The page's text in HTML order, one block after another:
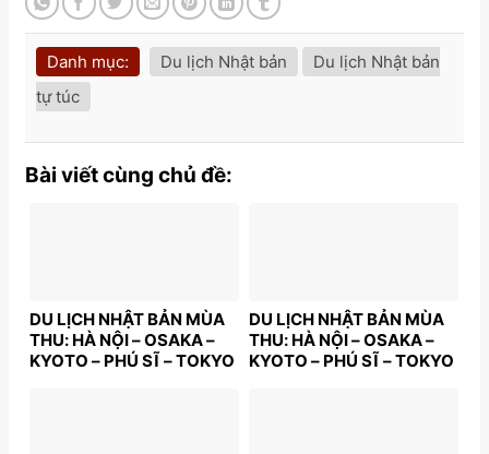
Danh mục: Du lịch Nhật bản
Du lịch Nhật bản
tự túc
Bài viết cùng chủ đề:
DU LỊCH NHẬT BẢN MÙA
THU: HÀ NỘI – OSAKA –
KYOTO – PHÚ SĨ – TOKYO
DU LỊCH NHẬT BẢN MÙA
THU: HÀ NỘI – OSAKA –
KYOTO – PHÚ SĨ – TOKYO